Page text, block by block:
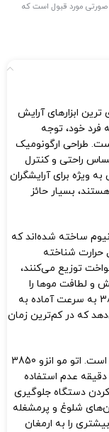
صورتی مورد قبول است که
ابزارهای آرایش
فرد خود، توجه
طراحی ارگونومیک
راحتی و کنترل
ویژه برای آرایشگران
بسیار حائز
ساخته شده‌اند که
حرارت شناخته
توزیع می‌کنند،
و لطافت موها را
افزایش می‌دهند. با توان 65 وات، اتو مو انزو 3850 به سرعت آماده به
که در کم‌ترین زمان
یکی از نکات مهم در استفاده از اتو مو، ایمنی آن است. اتو مو انزو 3850
مجهز به سیستم خاموش شدن خودکار بعد از 60 دقیقه عدم استفاده
دستگاه جلوگیری
شلوغ و پرمشغله
را به ارمغان